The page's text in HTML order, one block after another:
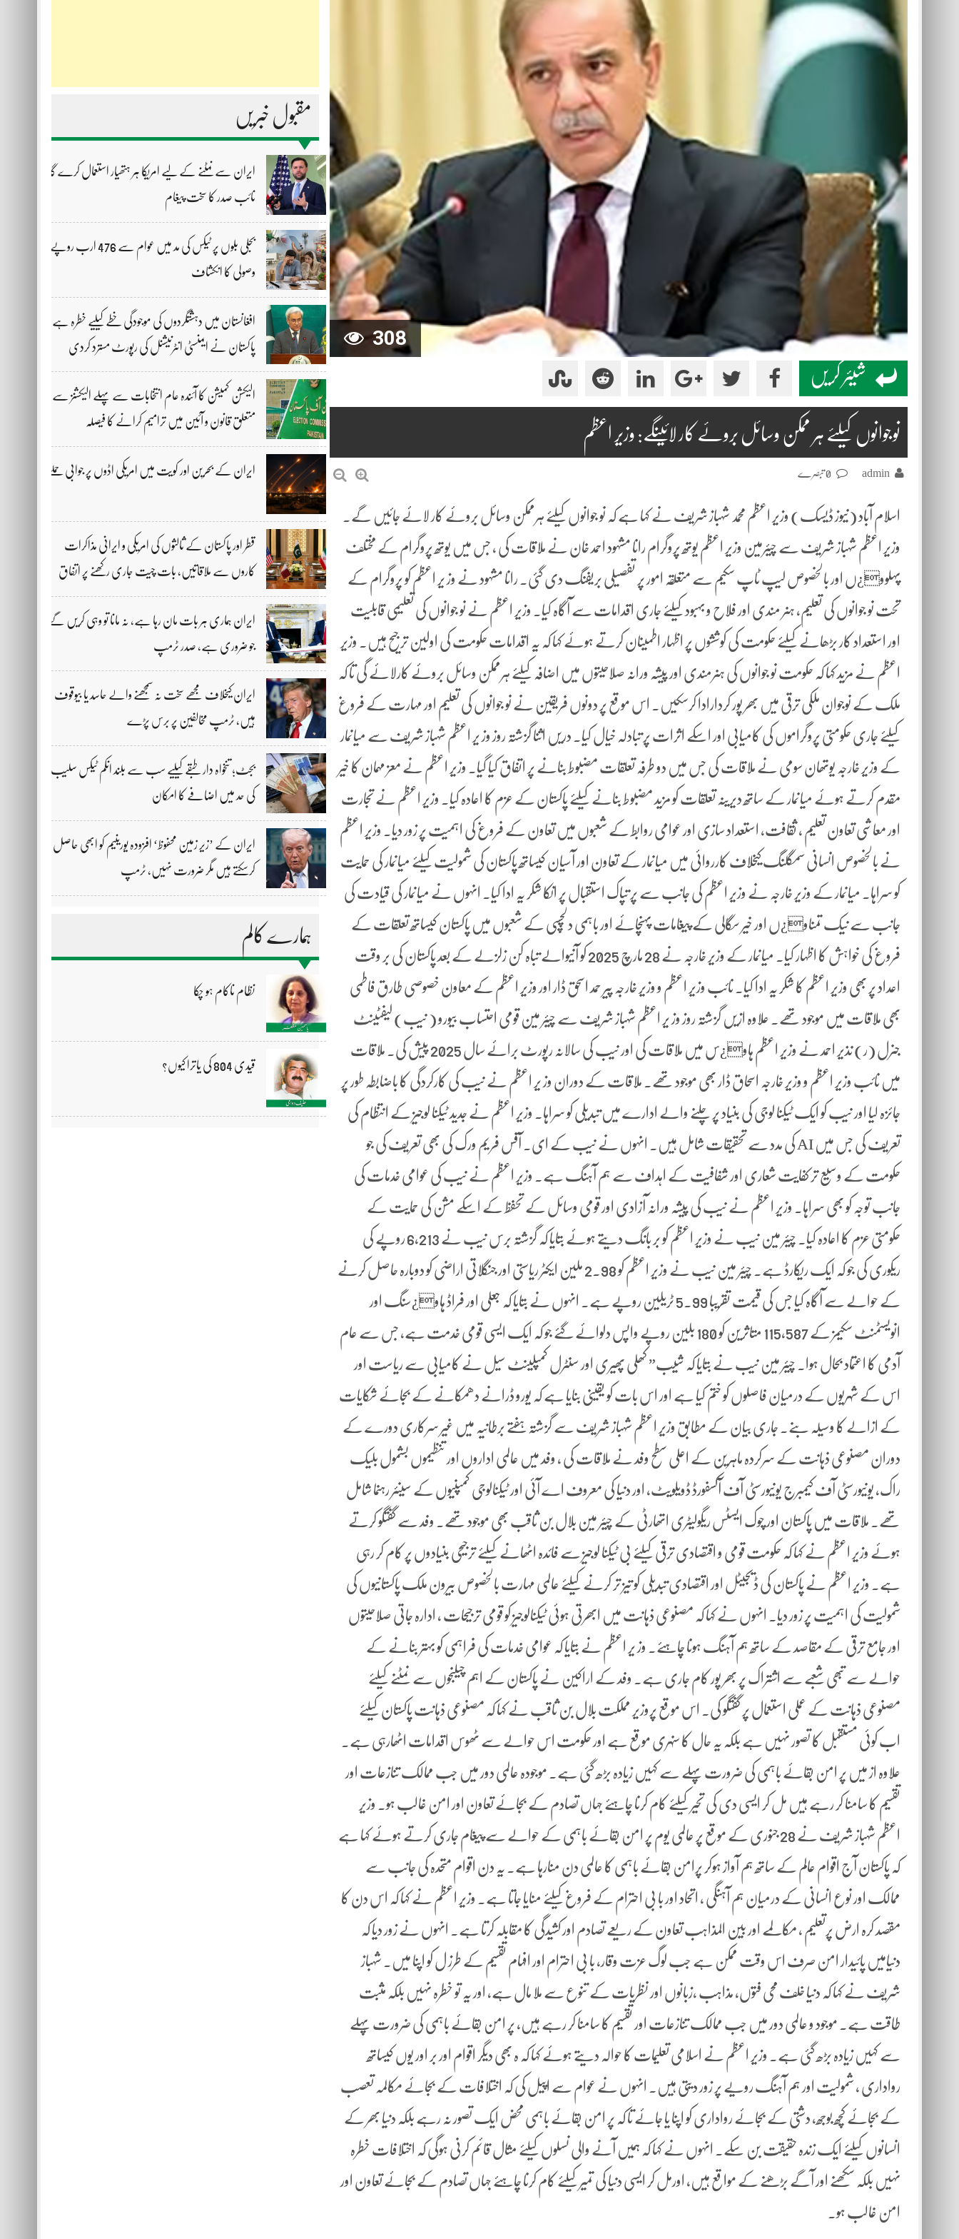
مقبول خبریں
ایران سے نمٹنے کے لیے امریکا ہر ہتھیار استعمال کرے گا،
نائب صدر کا سخت پیغام
بجلی بلوں پر ٹیکس کی مد میں عوام سے 476 ارب روپے
وصولی کا انکشاف
افغانستان میں دہشتگردوں کی موجودگی خطے کیلیے خطرہ ہے،
پاکستان نے ایمنسٹی انٹرنیشنل کی رپورٹ مسترد کردی
الیکشن کمیشن کا آئندہ عام انتخابات سے پہلے الیکشنز سے
متعلق قانون و آئین میں ترامیم کرانے کا فیصلہ
ایران کے بحرین اور کویت میں امریکی اڈوں پر جوابی حملے
قطر اور پاکستان کے ثالثوں کی امریکی و ایرانی مذاکرات
کاروں سے ملاقاتیں، بات چیت جاری رکھنے پر اتفاق
ایران ہماری ہر بات مان رہا ہے، نہ مانا تو وہی کریں گے
جو ضروری ہے، صدر ٹرمپ
ایران کیخلاف مجھے سخت نہ سمجھنے والے حاسد یا بیوقوف
ہیں، ٹرمپ مخالفین پر برس پڑے
بجٹ؛ تنخواہ دار طبقے کیلیے سب سے بلند انکم ٹیکس سلیب
کی حد میں اضافے کا امکان
ایران کے ’زیر زمین محفوظ‘ افزودہ یورینیم کو ابھی حاصل
کرسکتے ہیں مگر ضرورت نہیں، ٹرمپ
ہمارے کالم
نظام ناکام ہو چکا
قیدی 804 کی یاترا کیوں؟
308
شیئر کریں
نوجوانوں کیلئے ہر ممکن وسائل بروئے کار لائینگے: وزیر اعظم
admin
اسلام آباد (نیوز ڈیسک) وزیر اعظم محمد شہباز شریف نے کہا ہے کہ نو جوانوں کیلئے ہرممکن وسائل بروئے کار لائے جائیں گے۔
وزیر اعظم شہباز شریف سے چیئرمین وزیر اعظم یوتھ پروگرام رانا مشہود احمد خان نے ملاقات کی ، جس میں یوتھ پروگرام کے مختلف
پہلوو¿ں اور بالخصوص لیپ ٹاپ سکیم سے متعلقہ امور پر تفصیلی بریفنگ دی گئی۔ رانا مشہود نے وز یر اعظم کو پروگرام کے
تحت نو جوانوں کی تعلیم، ہنر مندی اور فلاح و بہبود کیلئے جاری اقدامات سے آگاہ کیا۔ وزیر اعظم نے نو جوانوں کی تعلیمی قابلیت
اور استعداد کار بڑھانے کیلئے حکومت کی کوششوں پر اظہار اطمینان کرتے ہوئے کہا کہ یہ اقدامات حکومت کی اولین ترجیح ہیں۔ وزیر
اعظم نے مزید کہا کہ حکومت نو جوانوں کی ہنرمندی اور پیشہ ورانہ صلاحیتوں میں اضافہ کیلئے ہرممکن وسائل بروئے کارلائے گی تا کہ
ملک کے نوجوان ملکی ترقی میں بھر پور کردارادا کرسکیں۔ اس موقع پر دونوں فریقین نے نو جوانوں کی تعلیم اور مہارت کے فروغ
کیلئے جاری حکومتی پروگراموں کی کامیابی اور اسکے اثرات پر تبادلہ خیال کیا۔ دریں اثنا گزشتہ روز وز یر اعظم شہباز شریف سے میانمار
کے وزیر خارجہ یوتھان سومی نے ملاقات کی جس میں دو طرفہ تعلقات مضبوط بنانے پر اتفاق کیا گیا۔ وزیر اعظم نے معز مہمان کا خیر
مقدم کرتے ہوئے میانمار کے ساتھ دیرینہ تعلقات کو مزید مضبوط بنانے کیلئے پاکستان کے عزم کا اعادہ کیا۔ وزیر اعظم نے تجارت
اور معاشی تعاون تعلیم ، ثقافت، استعداد سازی اور عوامی روابط کے شعبوں میں تعاون کے فروغ کی اہمیت پر زور دیا۔ وزیر اعظم
نے بالخصوص انسانی سمگلنگ کیخلاف کارروائی میں میانمار کے تعاون اور آسیان کیساتھ پاکستان کی شمولیت کیلئے میانمار کی حمایت
کو سراہا۔ میانمار کے وزیر خارجہ نے وزیر اعظم کی جانب سے پر تپاک استقبال پر انکا شکر یہ ادا کیا۔ انہوں نے میانمار کی قیادت کی
جانب سے نیک تمناو¿ں اور خیر سگالی کے پیغامات پہنچائے اور باہمی دلچسپی کے شعبوں میں پاکستان کیساتھ تعلقات کے
فروغ کی خواہش کا اظہار کیا۔ میانمار کے وزیر خارجہ نے 28 مارچ 2025 کو آنیوالے تباہ کن زلزلے کے بعد پاکستان کی بر وقت
اعداد پر بھی وزیر اعظم کا شکر یہ ادا کیا۔ نائب وزیر اعظم و وزیر خارجہ پیر حمد اسحق ڈار اور وزیر اعظم کے معاون خصوصی طارق فاطمی
بھی ملاقات میں موجود تھے۔ علاوہ ازیں گزشتہ روز وز یر اعظم شہباز شریف سے چیئر مین قومی احتساب بیورو ( نیب) لیفٹینٹ
جنرل (ر) نذیر احمد نے وزیر اعظم ہاو¿س میں ملاقات کی اور نیب کی سالانہ رپورٹ برائے سال 2025 پیش کی۔ ملاقات
میں نائب وزیر اعظم و وزیر خارجہ اسحاق ڈار بھی موجود تھے۔ ملاقات کے دوران وز یر اعظم نے نیب کی کارکردگی کا باضابطہ طور پر
جائزہ لیا اور نیب کو ایک ٹیکنا لوجی کی بنیاد پر چلنے والے ادارے میں تبدیلی کو سراہا۔ وزیر اعظم نے جدید ٹیکنا لوجیز کے انتظام کی
تعریف کی جس میں AI کی مدد سے تحقیقات شامل ہیں۔ انہوں نے نیب کے ای۔ آفس فریم ورک کی بھی تعریف کی جو
حکومت کے وسیع تر کفایت شعاری اور شفافیت کے اہداف سے ہم آہنگ ہے۔ وزیر اعظم نے نیب کی عوامی خدمات کی
جانب توجہ کو بھی سراہا۔ وزیر اعظم نے نیب کی پیشہ ورانہ آزادی اور قومی وسائل کے تحفظ کے اسکے مشن کی حمایت کے
حکومتی عزم کا اعادہ کیا۔ چیئر مین نیب نے وزیر اعظم کو بر بانگ دیتے ہوئے بتایا کہ گزشتہ برس نیب نے 6,213 روپے کی
ریکوری کی جو کہ ایک ریکارڈ ہے۔ چیئر مین نیب نے وزیر اعظم کو 2.98 ملین ایکٹر ریاستی اور جنگلاتی اراضی کو دوبارہ حاصل کرنے
کے حوالے سے آگاہ کیا جس کی قیمت تقریبا 5.99 ٹریلین روپے ہے۔ انہوں نے بتایا کہ جعلی اور فراڈ ہاو¿سنگ اور
انویسٹمنٹ سکیمز کے 115,587 متاثرین کو 180 بلین روپے واپس دلوائے گئے جو کہ ایک ایسی قومی خدمت ہے، جس سے عام
آدمی کا اعتماد بحال ہوا۔ چیئر مین نیب نے بتایا کہ شیب” کھلی پھیری اور سنٹرل کمپلینٹ سیل نے کامیابی سے ریاست اور
اس کے شہریوں کے درمیان فاصلوں کو ختم کیا ہے اور اس بات کو یقینی بنایا ہے کہ یورو ڈرانے دھمکانے کے بجائے شکایات
کے ازالے کا وسیلہ بنے۔ جاری بیان کے مطابق وزیر اعظم شہباز شریف سے گزشتہ ہفتے برطانیہ میں غیر سرکاری دورے کے
دوران مصنوعی ذہانت کے سرکردہ ماہرین کے اعلی سطح وفد نے ملاقات کی ، وفد میں عالمی اداروں اور تنظیموں بشمول بلیک
راک، یونیورسٹی آف کیمبرج یونیورسٹی آف آکسفورڈ ڈویلویٹ، اور دنیا کی معروف اے آئی اور ٹیکنالوجی کمپنیوں کے سینئر رہنما شامل
تھے۔ ملاقات میں پاکستان اور چوک ایسٹس ریگولیٹری اتھارٹی کے چیئر مین بلال بن ثاقب بھی موجود تھے۔ وفد سے گفتگو کرتے
ہوئے وزیر اعظم نے کہا کہ حکومت قومی و اقتصادی ترقی کیلئے بی ٹیکنا لوجیز سے فائدہ اٹھانے کیلئے ترجیحی بنیادوں پر کام کر رہی
ہے۔ وزیر اعظم نے پاکستان کی ڈیجیٹل اور اقتصادی تبدیلی کو تیز تر کرنے کیلئے عالمی مہارت بالخصوص بیرون ملک پاکستانیوں کی
شمولیت کی اہمیت پر زور دیا۔ انہوں نے کہا کہ مصنوعی ذہانت میں ابھرتی ہوئی ٹیکنالوجیز کو قومی ترجیحات ، ادارہ جاتی صلاحیتوں
اور جامع ترقی کے مقاصد کے ساتھ ہم آہنگ ہونا چاہئے۔ وز یر اعظم نے بتایا کہ عوامی خدمات کی فراہمی کو بہتر بنانے کے
حوالے سے تبھی شعبے سے اشتراک پر بھر پور کام جاری ہے۔ وفد کے اراکین نے پاکستان کے اہم چیلنجوں سے نمٹنے کیلئے
مصنوعی ذہانت کے عملی استعمال پر گفتگو کی۔ اس موقع پروزیر مملکت بلال بن ثاقب نے کہا کہ مصنوعی ذہانت پاکستان کیلئے
اب کوئی مستقبل کا تصور نہیں ہے بلکہ یہ حال کا سنہری موقع ہے اور حکومت اس حوالے سے ٹھوس اقدامات اٹھارہی ہے۔
علاوہ از میں پر امن بقائے باہمی کی ضرورت پہلے سے کہیں زیادہ بڑھ گئی ہے۔ موجودہ عالمی دور میں جب ممالک تنازعات اور
تقسیم کا سامنا کر رہے ہیں مل کر ایسی دی کی تحیر کیلئے کام کرنا چاہئے جہاں تصادم کے بجائے تعاون اور امن غالب ہو۔ وزیر
اعظم شہباز شریف نے 28 جنوری کے موقع پر عالمی یوم پر امن بقائے باہمی کے حوالے سے پیغام جاری کرتے ہوئے کہا ہے
کہ پاکستان آج اقوام عالم کے ساتھ ہم آواز ہوکر پرامن بقائے باہمی کا عالمی دن منارہا ہے۔ یہ دن اقوام متحدہ کی جانب سے
ممالک اور نوع انسانی کے درمیان ہم آہنگی ، اتحاد اور با بی احترام کے فروغ کیلئے منایا جاتا ہے۔ وزیر اعظم نے کہا کہ اس دن کا
مقصد کرہ ارض پرتعلیم ، مکالمے اور بین المذاہب تعاون کے ریعے تصادم اور کشیدگی کا مقابلہ کرتا ہے۔ انہوں نے زور دیا کہ
دنیامیں پائیدار امن صرف اس وقت ممکن ہے جب لوگ عزت وقار، با بی احترام اور افہام تقسیم کے طرز ل کو اپنا میں۔ شہباز
شریف نے کہا کہ دنیا خلف محی فتوں، مذاہب ،زبانوں اور نظریات کے تنوع سے ملا مال ہے، اور یہ تو خطرہ نہیں بلکہ مثبت
طاقت ہے۔ موجود و عالمی دور میں جب ممالک تنازعات اور تقسیم کا سامنا کر رہے ہیں، پر امن بقائے باہمی کی ضرورت پہلے
سے کہیں زیادہ بڑھ گئی ہے۔ وزیر اعظم نے اسلامی تعلیمات کا حوالہ دیتے ہوئے کہا کہ ہ بھی دیگر اقوام اور بر اور یوں کیساتھ
رواداری ، شمولیت اور ہم آہنگ رویے پر زور دیتی ہیں۔ انہوں نے عوام سے اپیل کی کہ اختلافات کے بجائے مکالمہ تعصب
کے بجائے کچھ بوجھ، دشتی کے بجائے رواداری کو اپنا یا جائے تا کہ پر امن بقائے باہمی محض ایک تصور نہ رہے بلکہ دنیا بھر کے
انسانوں کیلئے ایک زندہ حقیقت بن سکے۔ انہوں نے کہا کہ ہمیں آنے والی نسلوں کیلئے مثال قائم کرنی ہوگی کہ اختلافات خطرہ
نہیں بلکہ سکھنے اور آگے بڑھنے کے مواقع ہیں، اورمل کر ایسی دنیا کی تمیر کیلئے کام کرنا چاہئے جہاں تصادم کے بجائے تعاون اور
امن غالب ہو۔